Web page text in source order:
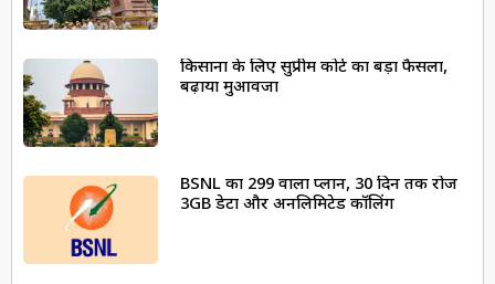
किसानों के लिए सुप्रीम कोर्ट का बड़ा फैसला,
बढ़ाया मुआवजा
BSNL का ₹299 वाला प्लान, 30 दिन तक रोज
3GB डेटा और अनलिमिटेड कॉलिंग